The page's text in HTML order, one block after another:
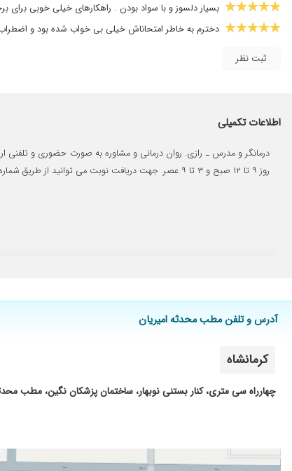
بسیار دلسوز و با سواد بودن . راهکارهای خیلی خوبی
دخترم به خاطر امتحاناش خیلی بی خواب شده بود و
درخصوص اضطراب اجتماعی از ایشان مشاوره گرفتم و بسیار
۴جلسه داشتم باهاشون تا الان راضیم خیلی خوش صحبت خیلی خوش برخورد هستن با نظر گرفتن همه چیز خیلی خوب راهنمایی میکنن من در مورد انتخاب رشته و شغل و مشکلات خانواده مراجعه کرده بودم
خانم امیریان به شدت ادم باحوصله ای هستن و وقتی
ثبت نظر
اطلاعات تکمیلی
درمانگر و مدرس ـ رازی. روان درمانی و مشاوره به صورت حضوری و تلفنی
روز ۹ تا ۱۲ صبح و ۳ تا ۹ عصر. جهت دریافت نوبت می توانید از طریق شماره تماس درج شده هم اقدام کنید.
آدرس و تلفن مطب محدثه امیریان
کرمانشاه
چهارراه سی متری، کنار بستنی نوبهار، ساختمان پزشکان نگین، مطب